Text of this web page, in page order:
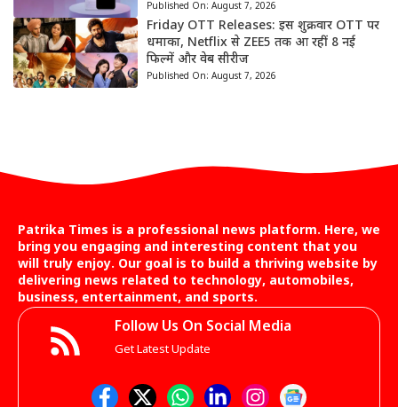
Published On: August 7, 2026
Friday OTT Releases: इस शुक्रवार OTT पर
धमाका, Netflix से ZEE5 तक आ रहीं 8 नई
फिल्में और वेब सीरीज
Published On: August 7, 2026
Patrika Times is a professional news platform. Here, we
bring you engaging and interesting content that you
will truly enjoy. Our goal is to build a thriving website by
delivering news related to technology, automobiles,
business, entertainment, and sports.
Follow Us On Social Media
Get Latest Update